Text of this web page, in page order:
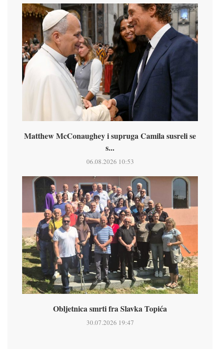
Matthew McConaughey i supruga Camila susreli se
s...
06.08.2026 10:53
Obljetnica smrti fra Slavka Topića
30.07.2026 19:47